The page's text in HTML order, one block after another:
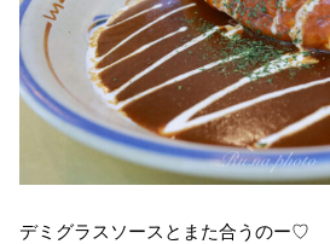
デミグラスソースとまた合うのー♡